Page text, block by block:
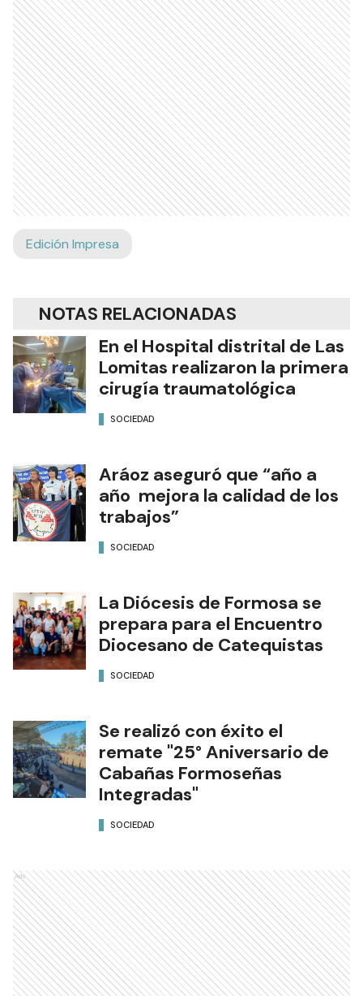
Edición Impresa
NOTAS RELACIONADAS
En el Hospital distrital de Las
Lomitas realizaron la primera
cirugía traumatológica
SOCIEDAD
Aráoz aseguró que “año a
año mejora la calidad de los
trabajos”
SOCIEDAD
La Diócesis de Formosa se
prepara para el Encuentro
Diocesano de Catequistas
SOCIEDAD
Se realizó con éxito el
remate "25° Aniversario de
Cabañas Formoseñas
Integradas"
SOCIEDAD
Ads